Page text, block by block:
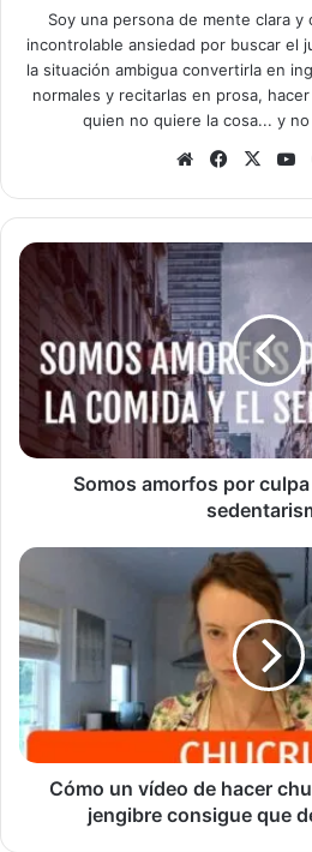
Soy una persona de mente clara y
incontrolable ansiedad por buscar el
la situación ambigua convertirla en
normales y recitarlas en prosa,
quien no quiere la cosa... y
Sitio
X
Somos
amorfos
por
culpa
de
comida
el
sedentarismoSomos amorfos por
Cómo
vídeo
de
hacer
chucrut
con
cúrcuma
y
jengibre
Cómo un vídeo de hacer
jengibre consigue que